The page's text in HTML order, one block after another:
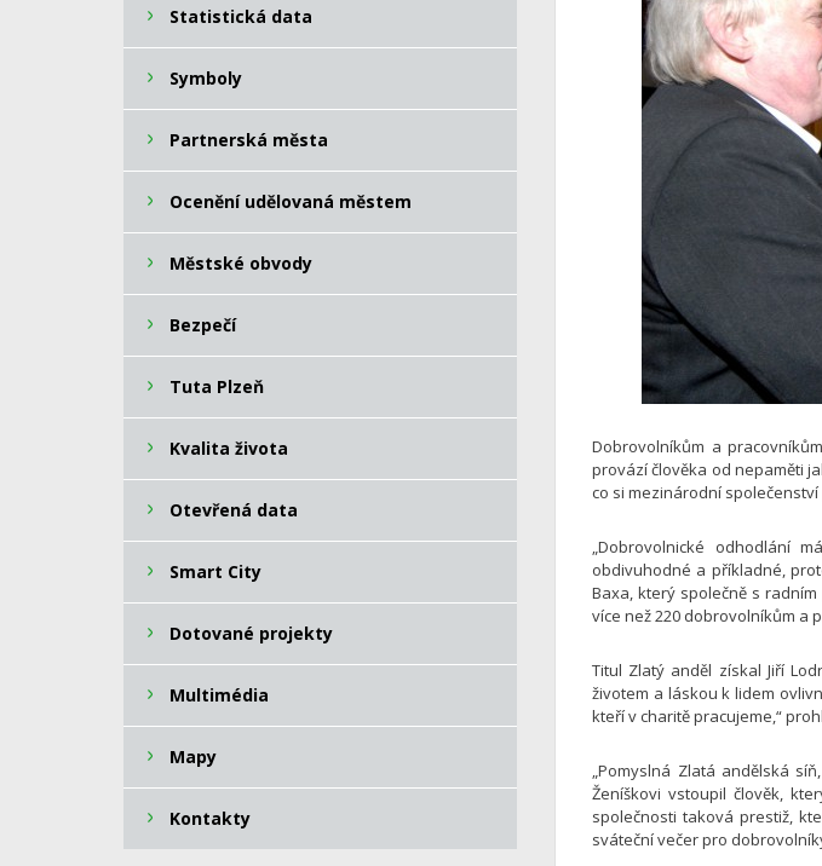
Dobrovolníkům a
provází člověka od nepaměti
co si mezinárodní
„Dobrovolnické odhodlání
obdivuhodné a příkladné,
Baxa, který společně s
více než 220 dobrovolníkům a
Titul Zlatý anděl získal Jiří
životem a láskou k lidem
kteří v charitě pracujeme,“
„Pomyslná Zlatá andělská
Ženíškovi vstoupil člověk,
společnosti taková prestiž,
sváteční večer pro
Statistická data
Symboly
Partnerská města
Ocenění udělovaná městem
Městské obvody
Bezpečí
Tuta Plzeň
Kvalita života
Otevřená data
Smart City
Dotované projekty
Multimédia
Mapy
Kontakty